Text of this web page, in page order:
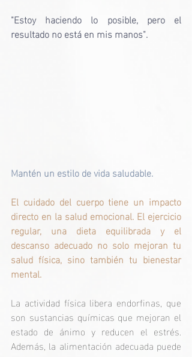
"Estoy haciendo lo posible, pero el
resultado no está en mis manos".
Mantén un estilo de vida saludable.
El cuidado del cuerpo tiene un impacto
directo en la salud emocional. El ejercicio
regular, una dieta equilibrada y el
descanso adecuado no solo mejoran tu
salud física, sino también tu bienestar
mental.
La actividad física libera endorfinas, que
son sustancias químicas que mejoran el
estado de ánimo y reducen el estrés.
Además, la alimentación adecuada puede